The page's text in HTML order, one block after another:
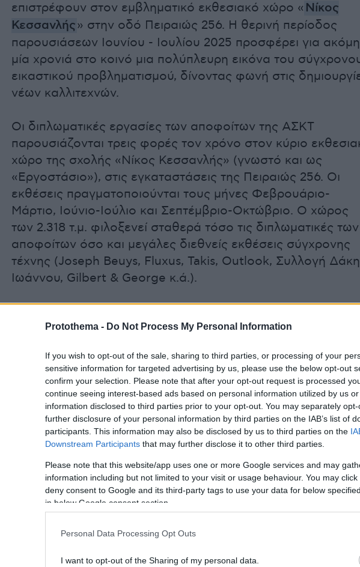
Protothema - Do Not Process My Personal Information
If you wish to opt-out of the sale, sharing to third parties, or processing of your
sensitive information for targeted advertising by us, please use the below opt-out
confirm your selection. Please note that after your opt-out request is processed
continue seeing interest-based ads based on personal information utilized by us
information disclosed to third parties prior to your opt-out. You may separately
further disclosure of your personal information by third parties on the IAB’s list of
participants. This information may also be disclosed by us to third parties on the
Downstream Participants that may further disclose it to other third parties.
Please note that this website/app uses one or more Google services and may
information including but not limited to your visit or usage behaviour. You may
deny consent to Google and its third-party tags to use your data for below
in below Google consent section.
Personal Data Processing Opt Outs
I want to opt-out of the Sharing of my personal data.
επιστρέφουν στον εμβληματικό εκθεσιακό χώρο « Νίκος
Κεσσανλής» στην οδό Πειραιώς 256. Η θερινή περίοδος
παρουσιάσεων Ιουνίου - Ιουλίου 2025 προσφέρει για ακόμη
μία χρονιά στο κοινό μια πολύπλευρη εικόνα του
εικαστικού προβληματισμού, δίνοντας φωνή στις
νέων καλλιτεχνών.
Οι διπλωματικές εργασίες των αποφοίτων της ΑΣΚΤ
παρουσιάζονται τρεις φορές τον χρόνο στον κύριο
χώρο της σχολής «Νίκος Κεσσανλής» (γνωστό και ως
«Εργοστάσιο»), στις εγκαταστάσεις της Πειραιώς 256. Οι
εκθέσεις πραγματοποιούνται τους μήνες Φεβρουάριο-
Μάρτιο, Ιούνιο-Ιούλιο και Σεπτέμβριο-Οκτώβριο. Ο χώρος
των 2.318 τ.μ. φιλοξενεί σταθερά τόσο τις διπλωματικές των
αποφοίτων όσο και μεγάλες διεθνείς εκθέσεις σύγχρονης
τέχνης (Joseph Beuys, Fluxus, Takis, Outlook, Συλλογή Δάκη
Ιωάννου, Gilbert & George κ.ά.).